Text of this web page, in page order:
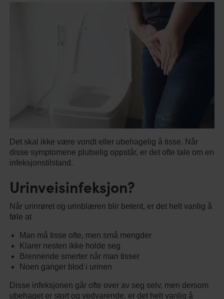
Det skal ikke være vondt eller ubehagelig å tisse. Når
disse symptomene plutselig oppstår, er det ofte tale om en
infeksjonstilstand.
Urinveisinfeksjon?
Når urinrøret og urinblæren blir betent, er det helt vanlig å
føle at
Man må tisse ofte, men små mengder
Klarer nesten ikke holde seg
Brennende smerter når man tisser
Noen ganger blod i urinen
Disse infeksjonen går ofte over av seg selv, men dersom
ubehaget er stort og vedvarende, er det helt vanlig å